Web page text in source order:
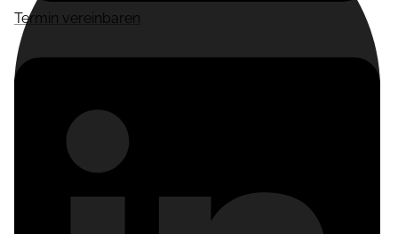
Termin vereinbaren